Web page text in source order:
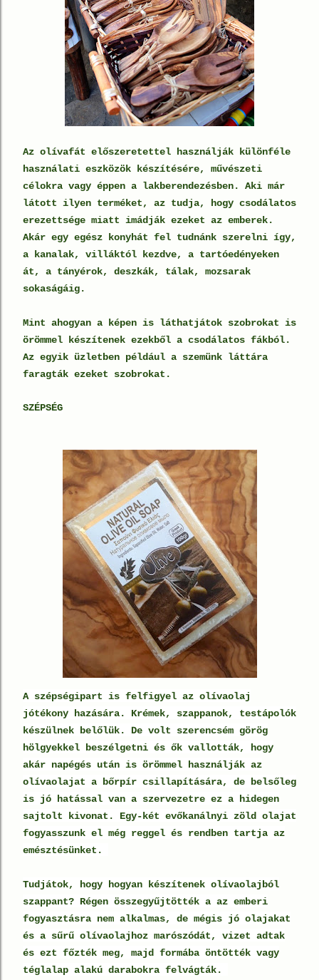
Az olívafát előszeretettel használják különféle
használati eszközök készítésére, művészeti
célokra vagy éppen a lakberendezésben. Aki már
látott ilyen terméket, az tudja, hogy csodálatos
erezettsége miatt imádják ezeket az emberek.
Akár egy egész konyhát fel tudnánk szerelni így,
a kanalak, villáktól kezdve, a tartóedényeken
át, a tányérok, deszkák, tálak, mozsarak
sokaságáig.
Mint ahogyan a képen is láthatjátok szobrokat is
örömmel készítenek ezekből a csodálatos fákból.
Az egyik üzletben például a szemünk láttára
faragták ezeket szobrokat.
SZÉPSÉG
A szépségipart is felfigyel az olívaolaj
jótékony hazására. Krémek, szappanok, testápolók
készülnek belőlük. De volt szerencsém görög
hölgyekkel beszélgetni és ők vallották, hogy
akár napégés után is örömmel használják az
olívaolajat a bőrpír csillapítására, de belsőleg
is jó hatással van a szervezetre ez a hidegen
sajtolt kivonat. Egy-két evőkanálnyi zöld olajat
fogyasszunk el még reggel és rendben tartja az
emésztésünket.
Tudjátok, hogy hogyan készítenek olívaolajból
szappant? Régen összegyűjtötték a az emberi
fogyasztásra nem alkalmas, de mégis jó olajakat
és a sűrű olívaolajhoz marószódát, vizet adtak
és ezt főzték meg, majd formába öntötték vagy
téglalap alakú darabokra felvágták.